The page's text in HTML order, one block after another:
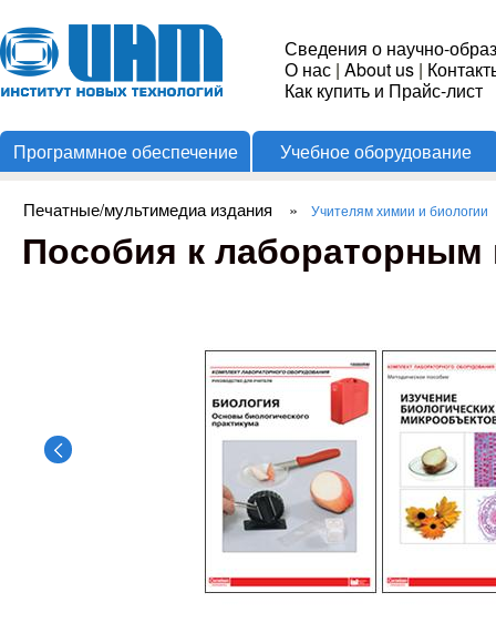
Институт
Новых
Технологий
Сведения о научно-
О нас | About us |
Как купить и Прайс-лист
Программное обеспечение Учебное оборудование
Вы здесь
Печатные/мультимедиа издания » Учителям химии и биологии
Пособия к лабораторным